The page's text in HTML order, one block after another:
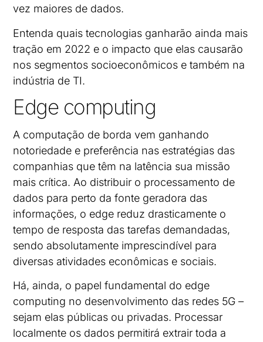
vez maiores de dados.
Entenda quais tecnologias ganharão ainda mais
tração em 2022 e o impacto que elas causarão
nos segmentos socioeconômicos e também na
indústria de TI.
Edge computing
A computação de borda vem ganhando
notoriedade e preferência nas estratégias das
companhias que têm na latência sua missão
mais crítica. Ao distribuir o processamento de
dados para perto da fonte geradora das
informações, o edge reduz drasticamente o
tempo de resposta das tarefas demandadas,
sendo absolutamente imprescindível para
diversas atividades econômicas e sociais.
Há, ainda, o papel fundamental do edge
computing no desenvolvimento das redes 5G –
sejam elas públicas ou privadas. Processar
localmente os dados permitirá extrair toda a